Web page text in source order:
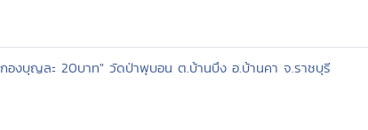
งบุญละ 20บาท" วัดป่าพุบอน ต.บ้านบึง อ.บ้านคา จ.ราชบุรี